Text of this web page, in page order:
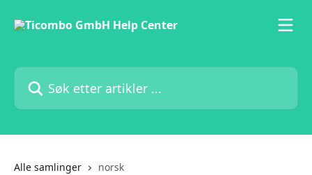
Søk etter artikler ...
Alle samlinger norsk